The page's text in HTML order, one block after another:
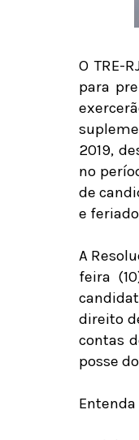
O TRE-
para
2019,
no
de
e
A
feira
direito
contas
posse
Entenda